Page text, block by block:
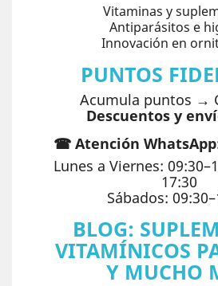
Vitaminas y
Antiparásitos e
Innovación en
PUNTOS
Acumula puntos →
Descuentos y
☎ Atención WhatsApp:
Lunes a Viernes:
17:30
Sábados:
BLOG:
VITAMÍNICOS
Y MUCHO